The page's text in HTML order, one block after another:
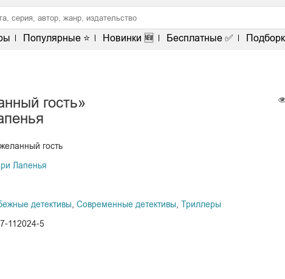
Популярные ⭐ Новинки 🆕 Бесплатные ✅
гость»
гость
Лапенья
детективы Современные детективы Триллеры
112024-5